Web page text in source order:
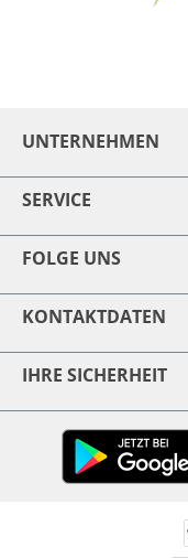
UNTERNEHMEN
SERVICE
FOLGE UNS
KONTAKTDATEN
IHRE SICHERHEIT